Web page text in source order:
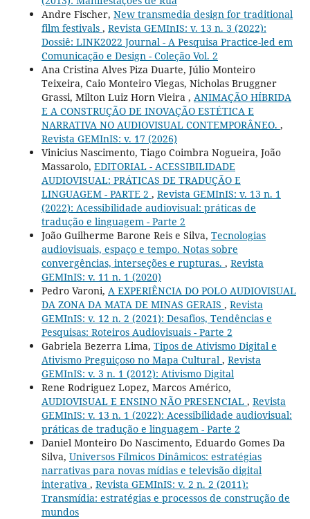
Andre Fischer, New transmedia design for traditional
film festivals , Revista GEMInIS: v. 13 n. 3 (2022):
Dossiê: LINK2022 Journal - A Pesquisa Practice-led em
Comunicação e Design - Coleção Vol. 2
Ana Cristina Alves Piza Duarte, Júlio Monteiro
Teixeira, Caio Monteiro Viegas, Nicholas Bruggner
Grassi, Milton Luiz Horn Vieira , ANIMAÇÃO HÍBRIDA
E A CONSTRUÇÃO DE INOVAÇÃO ESTÉTICA E
NARRATIVA NO AUDIOVISUAL CONTEMPORÂNEO. ,
Revista GEMInIS: v. 17 (2026)
Vinicius Nascimento, Tiago Coimbra Nogueira, João
Massarolo, EDITORIAL - ACESSIBILIDADE
AUDIOVISUAL: PRÁTICAS DE TRADUÇÃO E
LINGUAGEM - PARTE 2 , Revista GEMInIS: v. 13 n. 1
(2022): Acessibilidade audiovisual: práticas de
tradução e linguagem - Parte 2
João Guilherme Barone Reis e Silva, Tecnologias
audiovisuais, espaço e tempo. Notas sobre
convergências, interseções e rupturas. , Revista
GEMInIS: v. 11 n. 1 (2020)
Pedro Varoni, A EXPERIÊNCIA DO POLO AUDIOVISUAL
DA ZONA DA MATA DE MINAS GERAIS , Revista
GEMInIS: v. 12 n. 2 (2021): Desafios, Tendências e
Pesquisas: Roteiros Audiovisuais - Parte 2
Gabriela Bezerra Lima, Tipos de Ativismo Digital e
Ativismo Preguiçoso no Mapa Cultural , Revista
GEMInIS: v. 3 n. 1 (2012): Ativismo Digital
Rene Rodriguez Lopez, Marcos Américo,
AUDIOVISUAL E ENSINO NÃO PRESENCIAL , Revista
GEMInIS: v. 13 n. 1 (2022): Acessibilidade audiovisual:
práticas de tradução e linguagem - Parte 2
Daniel Monteiro Do Nascimento, Eduardo Gomes Da
Silva, Universos Fílmicos Dinâmicos: estratégias
narrativas para novas mídias e televisão digital
interativa , Revista GEMInIS: v. 2 n. 2 (2011):
Transmídia: estratégias e processos de construção de
mundos